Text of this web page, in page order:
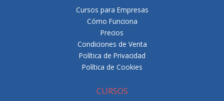
Cursos para Empresas
Cómo Funciona
Precios
Condiciones de Venta
Política de Privacidad
Política de Cookies
CURSOS